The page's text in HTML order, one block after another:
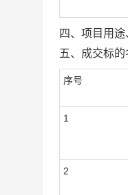
四、项目用
五、成交标
序号
1
2